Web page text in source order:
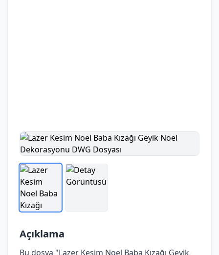
Açıklama
Bu dosya "Lazer Kesim Noel Baba Kızağı Geyik